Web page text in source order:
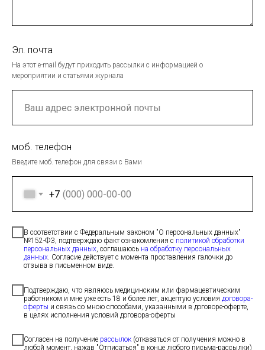
Эл. почта
На этот e-mail будут приходить рассылки с информацией о
мероприятии и статьями журнала
моб. телефон
Введите моб. телефон для связи с Вами
+7
В соответствии с Федеральным законом "О персональных данных"
№152-ФЗ, подтверждаю факт ознакомления с политикой обработки
персональных данных , соглашаюсь на обработку персональных
данных . Согласие действует с момента проставления галочки до
отзыва в письменном виде.
Подтверждаю, что являюсь медицинским или фармацевтическим
работником и мне уже есть 18 и более лет, акцептую условия договора-
оферты и связь со мною способами, указанными в договоре-оферте,
в целях исполнения условий договора-оферты
Согласен на получение рассылок (отказаться от получения можно в
любой момент, нажав "Отписаться" в конце любого письма-рассылки)